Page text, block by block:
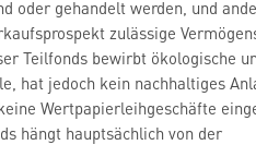
oder gehandelt werden, und
zulässige
Teilfonds bewirbt ökologische
hat jedoch kein nachhaltiges
Wertpapierleihgeschäfte
hängt hauptsächlich von der